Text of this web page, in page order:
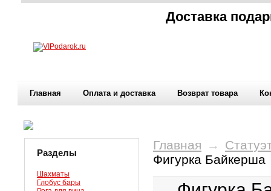
Доставка
Главная Оплата и доставка Возврат товара
Разделы
Шахматы
Глобус бары
Главная →
Фигурка Байкерша